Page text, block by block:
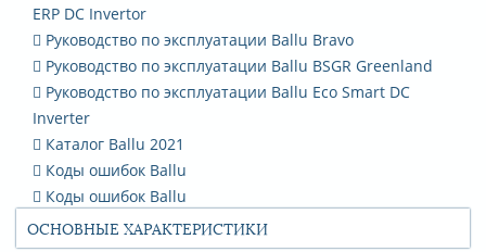
ОСНОВНЫЕ ХАРАКТЕРИСТИКИ
ERP DC Invertor
Руководство по эксплуатации Ballu Bravo
Руководство по эксплуатации Ballu BSGR Greenland
Руководство по эксплуатации Ballu Eco Smart DC
Inverter
Каталог Ballu 2021
Коды ошибок Ballu
Коды ошибок Ballu